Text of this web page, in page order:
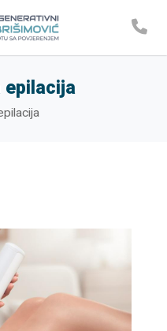
epilacija